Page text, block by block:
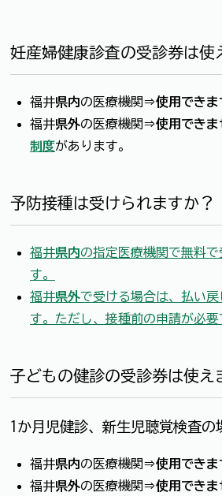
妊産婦健康診査の受診券は使
福井県内の医療機関⇒使用できま
福井県外の医療機関⇒使用できま
制度があります。
予防接種は受けられますか？
福井県内の指定医療機関で無料
す。
福井県外で受ける場合は、払い
す。ただし、接種前の申請が必要
子どもの健診の受診券は使え
1か月児健診、新生児聴覚検査の
福井県内の医療機関⇒使用できま
福井県外の医療機関⇒使用できま